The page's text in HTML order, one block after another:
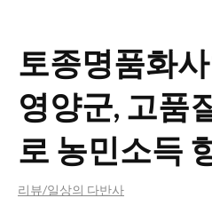
토종명품화
영양군, 고품질 천궁재배
로
리뷰/일상의 다반사